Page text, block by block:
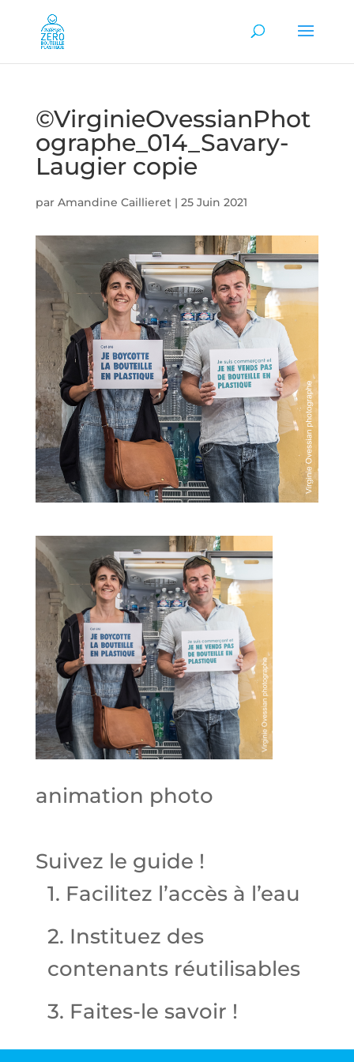
©VirginieOvessianPhot
ographe_014_Savary-
Laugier copie
par Amandine Caillieret| 25 Juin 2021
animation photo
Suivez le guide !
1. Facilitez l’accès à l’eau
2. Instituez des
contenants réutilisables
3. Faites-le savoir !